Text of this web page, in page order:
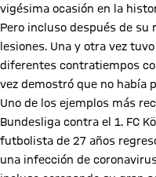
vigésima ocasión en la
Pero incluso después de su
lesiones. Una y otra vez
diferentes contratiempos
vez demostró que no había
Uno de los ejemplos más
Bundesliga contra el 1. FC
futbolista de 27 años
una infección de